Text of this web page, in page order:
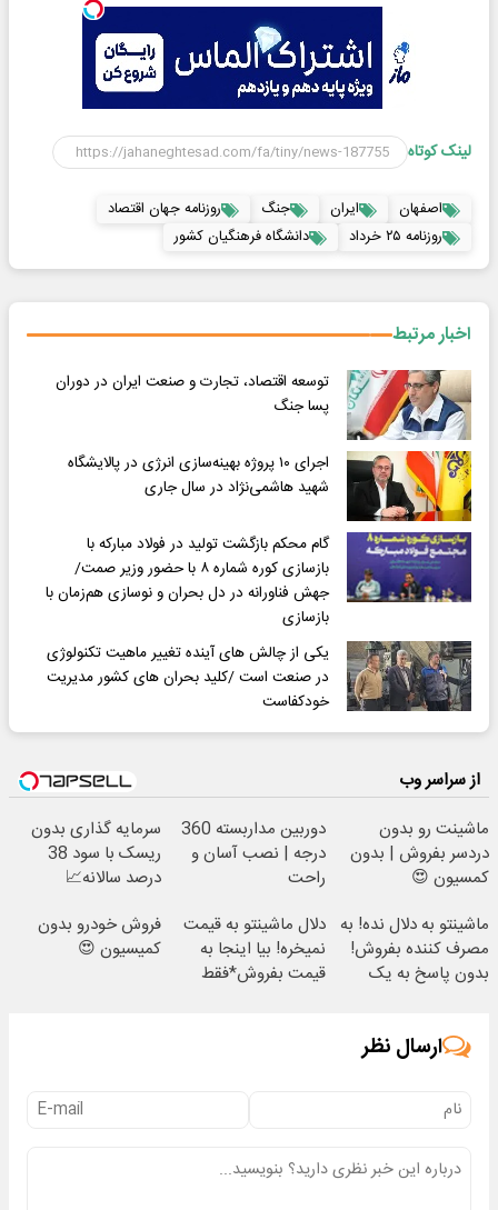
لینک کوتاه
اصفهان ایران جنگ
روزنامه جهان اقتصاد
روزنامه ۲۵ خرداد
دانشگاه فرهنگیان کشور
اخبار مرتبط
توسعه اقتصاد، تجارت و صنعت ایران در دوران
پسا جنگ
اجرای ۱۰ پروژه بهینه‌سازی انرژی در پالایشگاه
شهید هاشمی‌نژاد در سال جاری
گام محکم بازگشت تولید در فولاد مبارکه با
بازسازی کوره شماره ۸ با حضور وزیر صمت/
جهش فناورانه در دل بحران و نوسازی هم‌زمان با
بازسازی
یکی از چالش های آینده تغییر ماهیت تکنولوژی
در صنعت است /کلید بحران های کشور مدیریت
خودکفاست
از سراسر وب
ماشینت رو بدون
دردسر بفروش | بدون
کمسیون 😍
دوربین مداربسته 360
درجه | نصب آسان و
راحت
سرمایه گذاری بدون
ریسک با سود 38
درصد سالانه📈
ماشینتو به دلال نده! به
مصرف کننده بفروش!
بدون پاسخ به یک
دلال ماشینتو به قیمت
نمیخره! بیا اینجا به
قیمت بفروش*فقط
فروش خودرو بدون
کمیسیون 😍
ارسال نظر